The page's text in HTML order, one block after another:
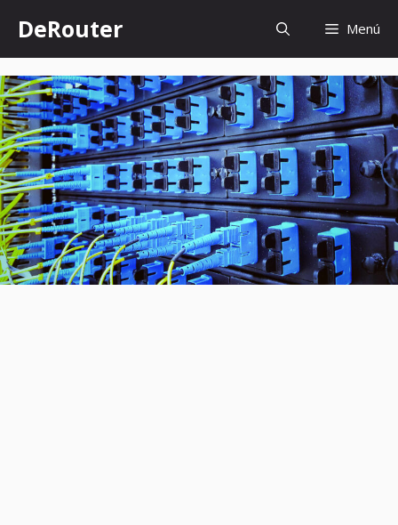
contenido
DeRouter Menú